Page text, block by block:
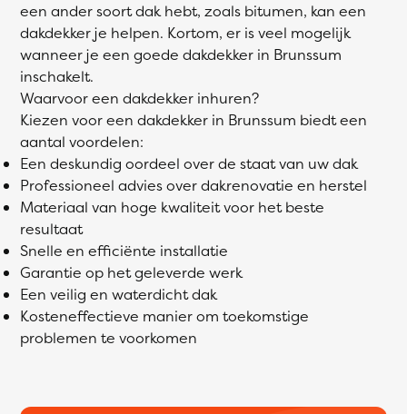
een ander soort dak hebt, zoals bitumen, kan een
dakdekker je helpen. Kortom, er is veel mogelijk
wanneer je een goede dakdekker in Brunssum
inschakelt.
Waarvoor een dakdekker inhuren?
Kiezen voor een dakdekker in Brunssum biedt een
aantal voordelen:
Een deskundig oordeel over de staat van uw dak
Professioneel advies over dakrenovatie en herstel
Materiaal van hoge kwaliteit voor het beste
resultaat
Snelle en efficiënte installatie
Garantie op het geleverde werk
Een veilig en waterdicht dak
Kosteneffectieve manier om toekomstige
problemen te voorkomen